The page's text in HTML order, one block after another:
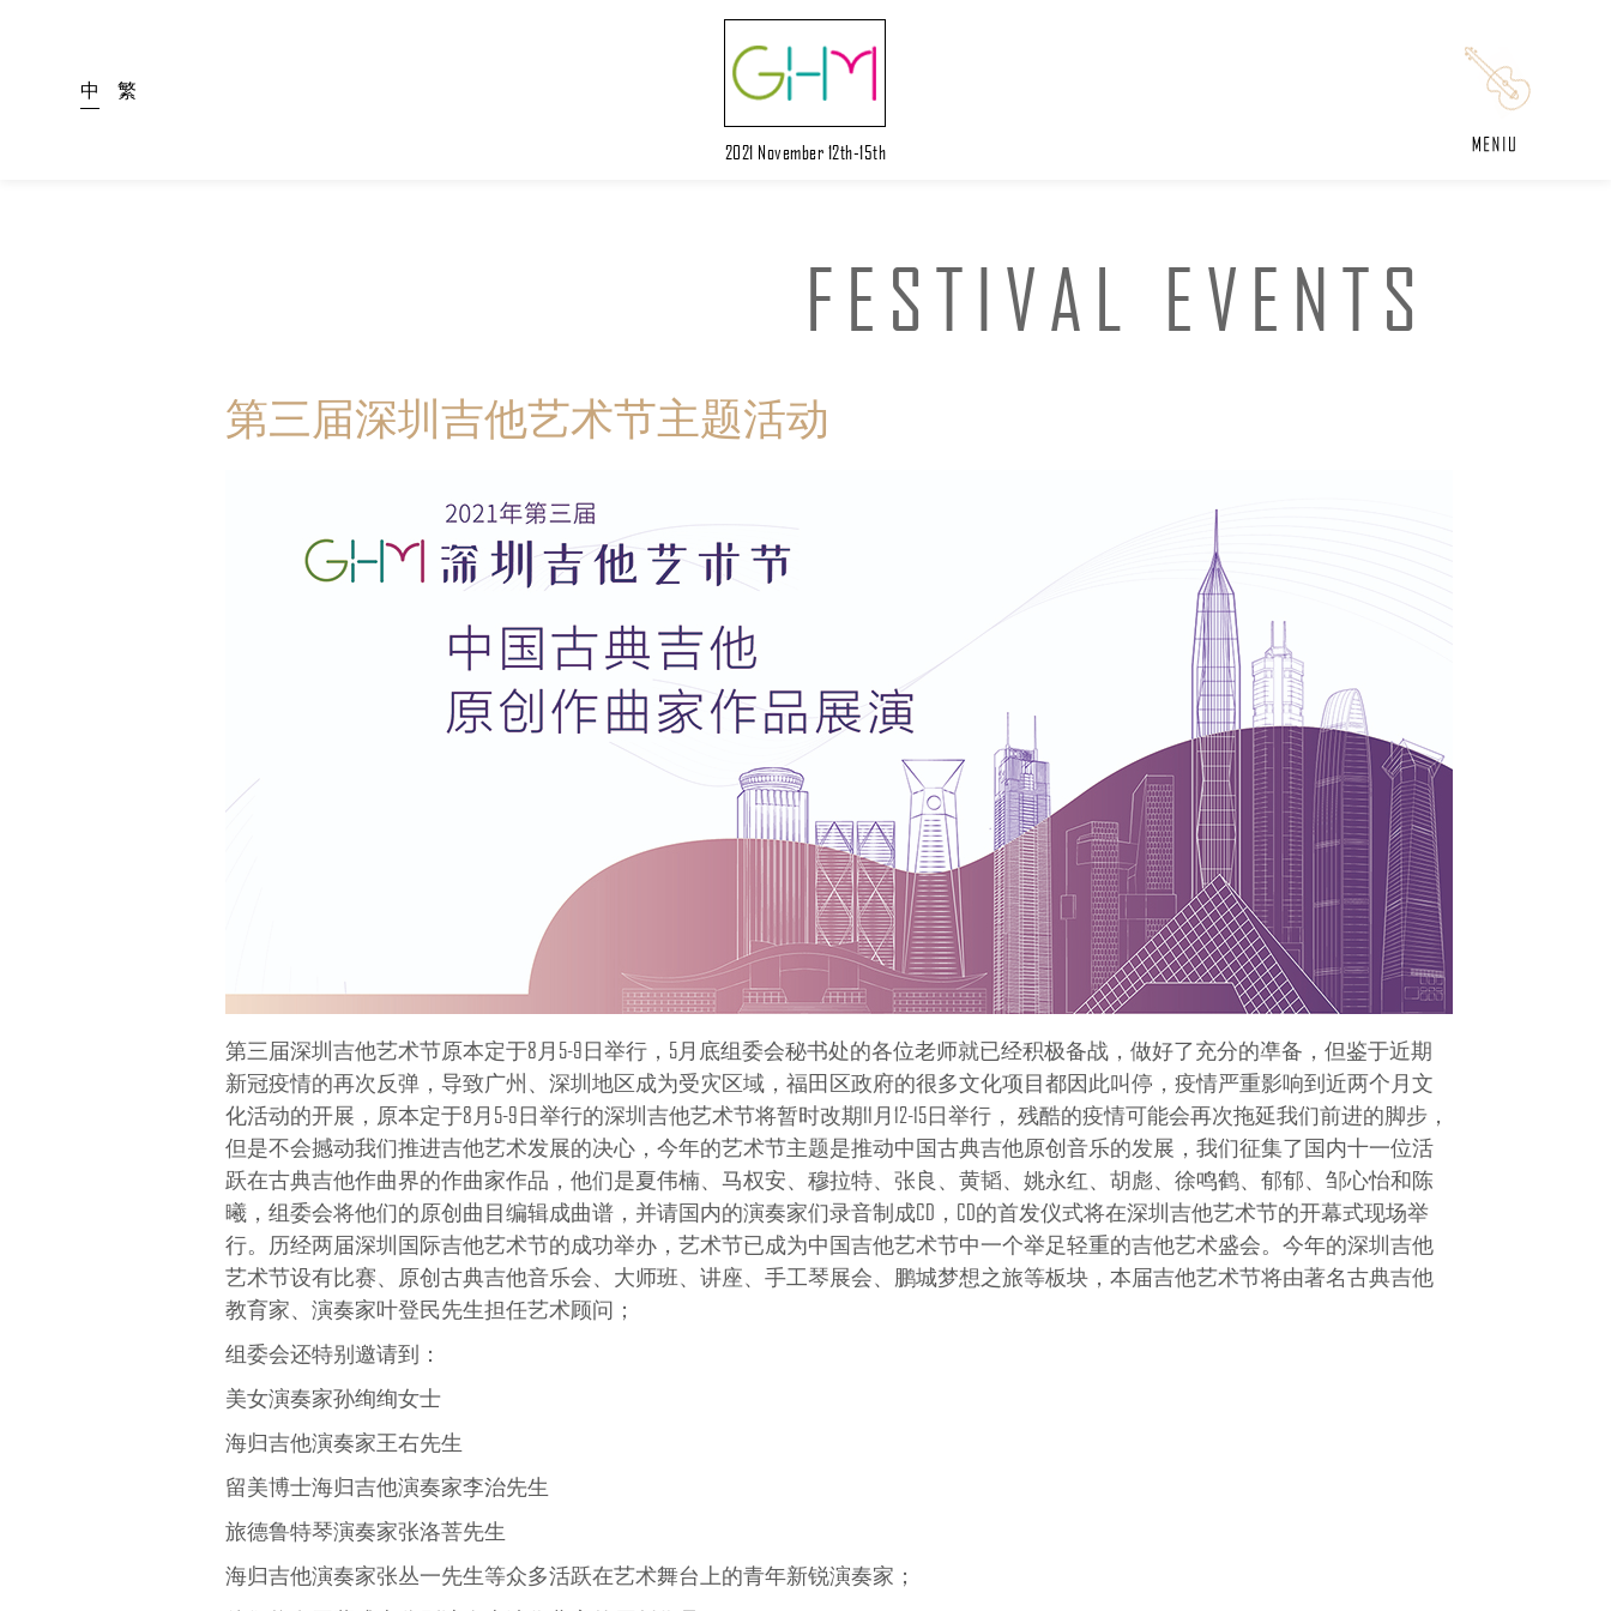
2021 November 12th-15th
中 繁
FESTIVAL EVENTS
第三届深圳吉他艺术节主题活动
第三届深圳吉他艺术节原本定于8月5-9日举行，5月底组委会秘书处的各位老师就已经积极备战，做好了充分的凖备，但鉴于近期
新冠疫情的再次反弹，导致广州、深圳地区成为受灾区域，福田区政府的很多文化项目都因此叫停，疫情严重影响到近两个月文
化活动的开展，原本定于8月5-9日举行的深圳吉他艺术节将暂时改期11月12-15日举行， 残酷的疫情可能会再次拖延我们前进的脚步，
但是不会撼动我们推进吉他艺术发展的决心，今年的艺术节主题是推动中国古典吉他原创音乐的发展，我们征集了国内十一位活
跃在古典吉他作曲界的作曲家作品，他们是夏伟楠、马权安、穆拉特、张良、黄韬、姚永红、胡彪、徐鸣鹤、郁郁、邹心怡和陈
曦，组委会将他们的原创曲目编辑成曲谱，并请国内的演奏家们录音制成CD，CD的首发仪式将在深圳吉他艺术节的开幕式现场举
行。历经两届深圳国际吉他艺术节的成功举办，艺术节已成为中国吉他艺术节中一个举足轻重的吉他艺术盛会。今年的深圳吉他
艺术节设有比赛、原创古典吉他音乐会、大师班、讲座、手工琴展会、鹏城梦想之旅等板块，本届吉他艺术节将由著名古典吉他
教育家、演奏家叶登民先生担任艺术顾问；
组委会还特别邀请到：
美女演奏家孙绚绚女士
海归吉他演奏家王右先生
留美博士海归吉他演奏家李治先生
旅德鲁特琴演奏家张洛菩先生
海归吉他演奏家张丛一先生等众多活跃在艺术舞台上的青年新锐演奏家；